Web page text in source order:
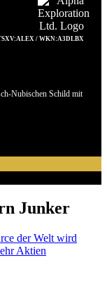
/ WKN:A3DLBX
Nubischen Schild mit
Junker